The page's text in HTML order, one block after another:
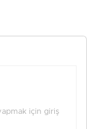
için giriş